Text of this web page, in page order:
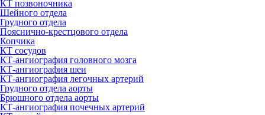
КТ позвоночника
Шейного отдела
Грудного отдела
Пояснично-крестцового отдела
Копчика
КТ сосудов
КТ-ангиография головного мозга
КТ-ангиография шеи
КТ-ангиография легочных артерий
Грудного отдела аорты
Брюшного отдела аорты
КТ-ангиография почечных артерий